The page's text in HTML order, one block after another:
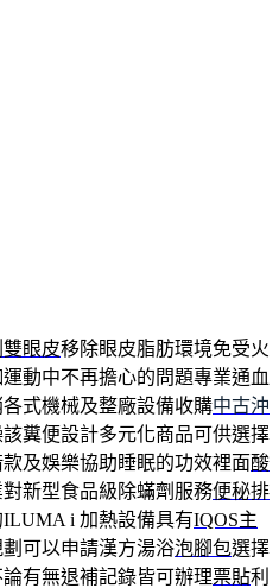
雙眼皮移除眼皮脂肪環境免受火
動中不再擔心的問題專業通血
式機械及整廠設備收購中古沖
糞便設計多元化商品可供選擇
及娛樂協助睡眠的功效裡面酸
新型食品級除蟎劑服務便秘排
i 加熱設備具有IQOS主
可以申請漢方湯浴泡腳包選擇
有無退補記錄皆可辦理票貼利